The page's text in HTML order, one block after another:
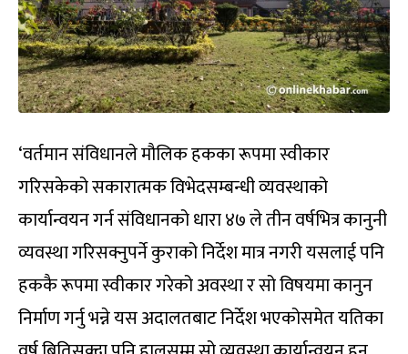
‘वर्तमान संविधानले मौलिक हकका रूपमा स्वीकार
गरिसकेको सकारात्मक विभेदसम्बन्धी व्यवस्थाको
कार्यान्वयन गर्न संविधानको धारा ४७ ले तीन वर्षभित्र कानुनी
व्यवस्था गरिसक्नुपर्ने कुराको निर्देश मात्र नगरी यसलाई पनि
हककै रूपमा स्वीकार गरेको अवस्था र सो विषयमा कानुन
निर्माण गर्नु भन्ने यस अदालतबाट निर्देश भएकोसमेत यतिका